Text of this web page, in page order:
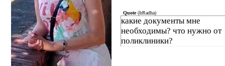
Quote(IrRadha)
какие документы мне
необходимы? что нужно от
поликлиники?